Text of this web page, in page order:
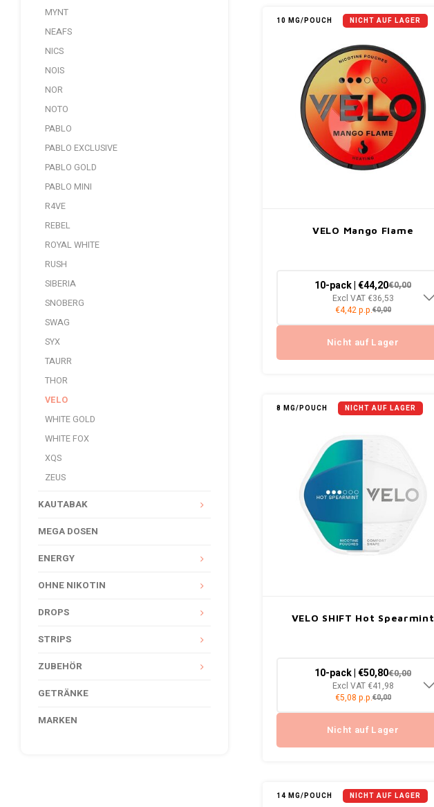
MYNT
NEAFS
NICS
NOIS
NOR
NOTO
PABLO
PABLO EXCLUSIVE
PABLO GOLD
PABLO MINI
R4VE
REBEL
ROYAL WHITE
RUSH
SIBERIA
SNOBERG
SWAG
SYX
TAURR
THOR
VELO
WHITE GOLD
WHITE FOX
XQS
ZEUS
KAUTABAK
MEGA DOSEN
ENERGY
OHNE NIKOTIN
DROPS
STRIPS
ZUBEHÖR
GETRÄNKE
MARKEN
10 MG/POUCH NICHT AUF LAGER
VELO Mango Flame
10-pack | €44,20€0,00
Excl VAT €36,53
€4,42 p.p.€0,00
Nicht auf Lager
8 MG/POUCH NICHT AUF LAGER
VELO SHIFT Hot Spearmint
10-pack | €50,80€0,00
Excl VAT €41,98
€5,08 p.p.€0,00
Nicht auf Lager
14 MG/POUCH NICHT AUF LAGER